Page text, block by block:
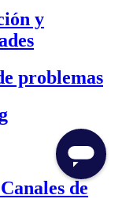
y
problemas
de